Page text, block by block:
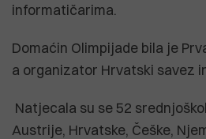
informatičarima.
Domaćin Olimpijade bila je
a organizator Hrvatski savez
Natjecala su se 52
Austrije, Hrvatske, Češke,